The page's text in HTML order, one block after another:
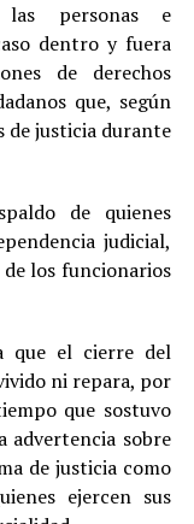
las personas e
dentro y fuera
de derechos
que, según
de justicia durante
de quienes
judicial,
los funcionarios
que el cierre del
ni repara, por
que sostuvo
advertencia sobre
de justicia como
ejercen sus